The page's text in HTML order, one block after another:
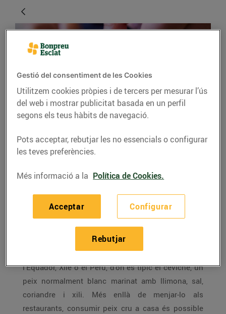
Peix cru a la taula de
02/de març/2020
Sahimi, tataki, ceviche, sushi, carpaccio o tàrtar.
L’afició de menjar peix cru ha arribat a casa nostra
seguint una tradició que existeix amb força al Japó,
on en mengen des del segle IV aC, i en països com
l’Equador, Xile o el Perú, d’on és típic el ceviche, un
peix normalment blanc marinat amb llimona, sal,
coriandre i xili. Més enllà de menjar-lo als
restaurants, consumir peix cru a casa és possible
Gestió del consentiment de les Cookies
Utilitzem cookies pròpies i de tercers per mesurar l’ús
del web i mostrar publicitat basada en un perfil
segons els teus hàbits de navegació.
Pots acceptar, rebutjar les no essencials o configurar
les teves preferències.
Més informació a la Política de Cookies.
Configurar
Rebutjar
Acceptar